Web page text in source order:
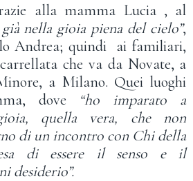
alla mamma Lucia , al
già nella gioia piena del cielo”,
Andrea; quindi ai familiari,
che va da Novate, a
a Milano. Quei luoghi
dove “ho imparato a
quella vera, che non
di un incontro con Chi della
di essere il senso e il
desiderio”.